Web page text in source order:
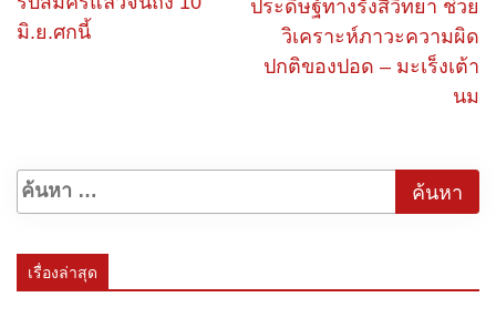
มิ.ย.ศกนี้
ประดิษฐ์ทางรังสีวิทยา ช่วย
วิเคราะห์ภาวะความผิด
ปกติของปอด – มะเร็งเต้า
นม
เรื่องล่าสุด